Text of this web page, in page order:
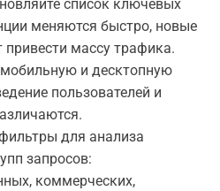
список ключевых
меняются быстро, новые
привести массу трафика.
и десктопную
пользователей и
для анализа
запросов:
коммерческих,